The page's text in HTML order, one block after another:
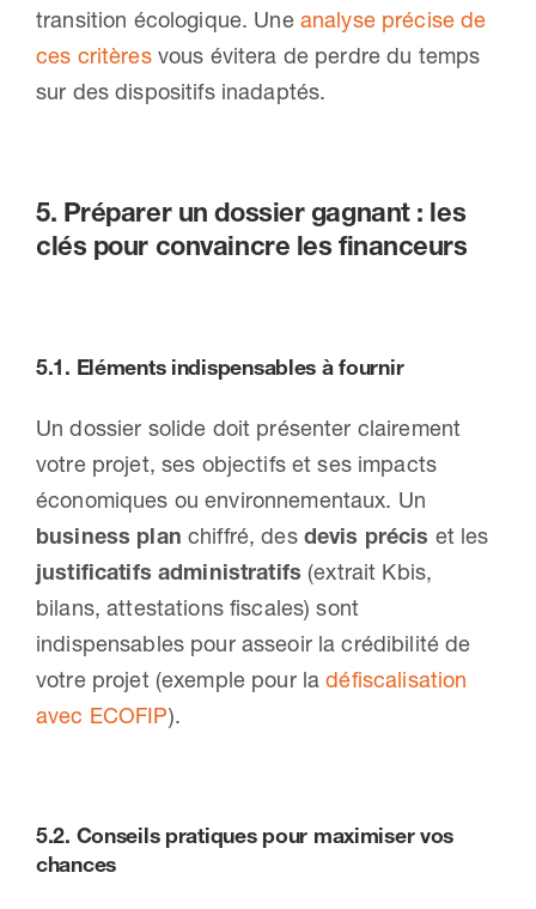
transition écologique. Une analyse précise de
ces critèresvous évitera de perdre du temps
sur des dispositifs inadaptés.
5. Préparer un dossier gagnant : les
clés pour convaincre les financeurs
5.1. Eléments indispensables à fournir
Un dossier solide doit présenter clairement
votre projet, ses objectifs et ses impacts
économiques ou environnementaux. Un
business plan chiffré, des devis précis et les
justificatifs administratifs (extrait Kbis,
bilans, attestations fiscales) sont
indispensables pour asseoir la crédibilité de
votre projet (exemple pour ladéfiscalisation
avec ECOFIP).
5.2. Conseils pratiques pour maximiser vos
chances